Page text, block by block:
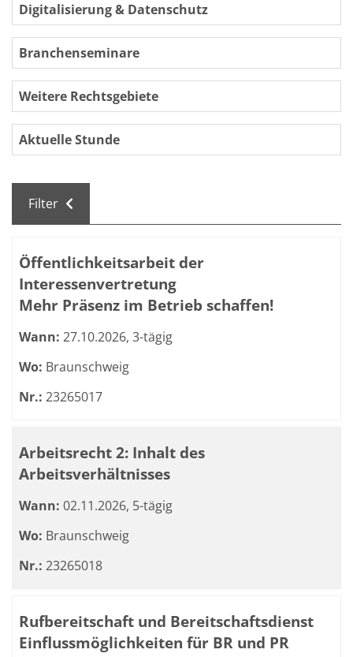
Digitalisierung & Datenschutz
Branchenseminare
Weitere Rechtsgebiete
Aktuelle Stunde
Filter
Öffentlichkeitsarbeit der
Interessenvertretung
Mehr Präsenz im Betrieb schaffen!
Wann: 27.10.2026, 3-tägig
Wo: Braunschweig
Nr.: 23265017
Arbeitsrecht 2: Inhalt des
Arbeitsverhältnisses
Wann: 02.11.2026, 5-tägig
Wo: Braunschweig
Nr.: 23265018
Rufbereitschaft und Bereitschaftsdienst
Einflussmöglichkeiten für BR und PR